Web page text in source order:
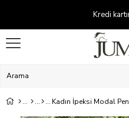
Kredi